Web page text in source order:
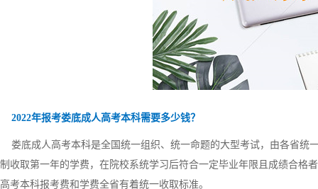
2022年报考娄底成人高考本科需要多少钱？
娄底成人高考本科是全国统一组织、统一命题的大型考试，由各省统
制收取第一年的学费，在院校系统学习后符合一定毕业年限且成绩合格
高考本科报考费和学费全省有着统一收取标准。